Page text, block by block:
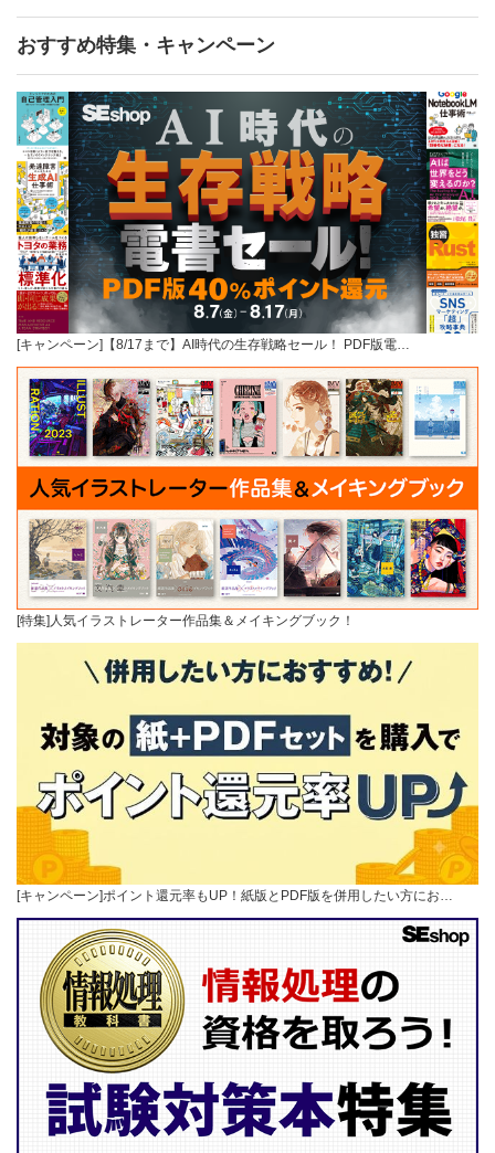
おすすめ特集・キャンペーン
[キャンペーン]【8/17まで】AI時代の生存戦略セール！ PDF版電…
[特集]人気イラストレーター作品集＆メイキングブック！
[キャンペーン]ポイント還元率もUP！紙版とPDF版を併用したい方にお…